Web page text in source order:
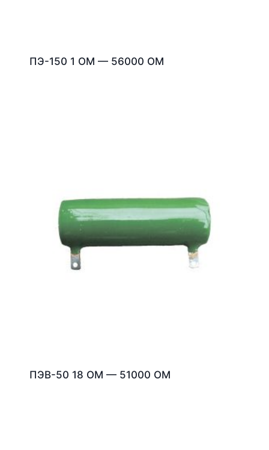
ПЭ-150 1 ОМ — 56000 ОМ
ПЭВ-50 18 ОМ — 51000 ОМ